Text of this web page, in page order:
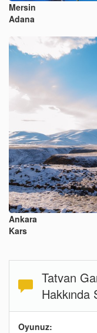
Mersin
Adana
Ankara
Kars
Tatvan
Oyunuz: